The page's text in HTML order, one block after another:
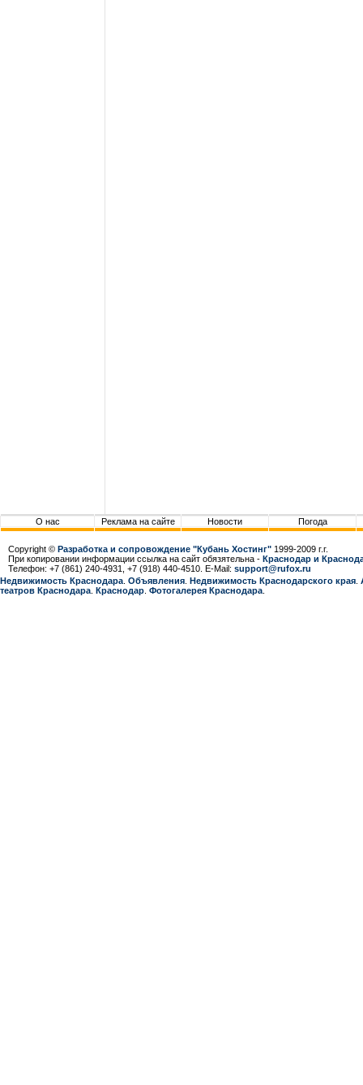
О нас Реклама на сайте Новости Погода
Copyright © Разработка и сопровождение "Кубань Хостинг" 1999-2009 г.г.
При копировании информации ссылка на сайт обязятельна - Краснодар и
Телефон: +7 (861) 240-4931, +7 (918) 440-4510. E-Mail: support@rufox.ru
Недвижимость Краснодара Объявления Недвижимость Краснодарcкого края
театров Краснодара Краснодар Фотогалерея Краснодара